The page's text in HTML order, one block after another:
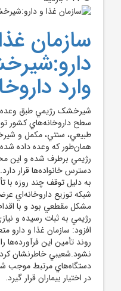
سازمان
وارد
شيرخشک رژيمي طبق وعده
سطح داروخانه‌هاي کشور
طبيعي، سنتي، مکمل و
همان‌طور که وعده داده
رژيمي برطرف شده و اين
دسترس خانواده‌ها قرار
به دليل توقف چند روزه با
شبکه توزيع داروخانه‌اي
مشکل مقطعي بود و با
رژيمي به ثبات رسيده و
افزود: سازمان غذا و دارو
روند تأمين اين فرآورده‌ها
نشود.شعيبي خاطرنشان
دستگاه‌هاي مرتبط موجب
در اختيار بيماران قرار گيرد.